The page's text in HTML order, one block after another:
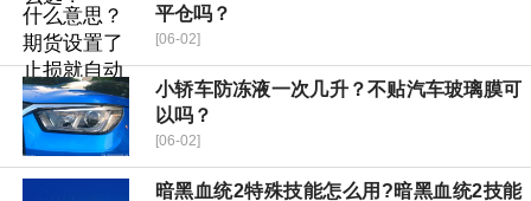
平仓吗？
[06-02]
小轿车防冻液一次几升？不贴汽车玻璃膜可
以吗？
[06-02]
暗黑血统2特殊技能怎么用?暗黑血统2技能